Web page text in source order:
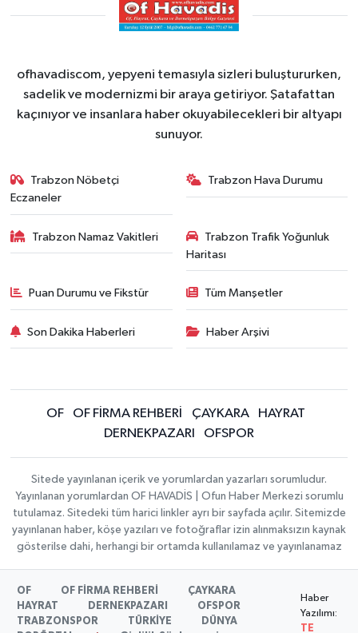
ofhavadiscom, yepyeni temasıyla sizleri buluştururken,
sadelik ve modernizmi bir araya getiriyor. Şatafattan
kaçınıyor ve insanlara haber okuyabilecekleri bir altyapı
sunuyor.
Trabzon Nöbetçi
Eczaneler
Trabzon Hava Durumu
Trabzon Namaz Vakitleri
Trabzon Trafik Yoğunluk
Haritası
Puan Durumu ve Fikstür Tüm Manşetler
Son Dakika Haberleri Haber Arşivi
OF OF FİRMA REHBERİ ÇAYKARA
HAYRAT
DERNEKPAZARI
OFSPOR
Sitede yayınlanan içerik ve yorumlardan yazarları sorumludur.
Yayınlanan yorumlardan OF HAVADİS | Ofun Haber Merkezi sorumlu
tutulamaz. Sitedeki tüm harici linkler ayrı bir sayfada açılır. Sitemizde
yayınlanan haber, köşe yazıları ve fotoğraflar izin alınmaksızın kaynak
gösterilse dahi, herhangi bir ortamda kullanılamaz ve yayınlanamaz
OF OF FİRMA REHBERİ
ÇAYKARA
HAYRAT
DERNEKPAZARI
OFSPOR
TRABZONSPOR
TÜRKİYE
DÜNYA
Haber
Yazılımı:
TE